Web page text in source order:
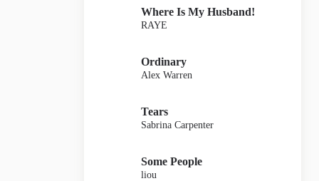
Where Is My Husband!
RAYE
Ordinary
Alex Warren
Tears
Sabrina Carpenter
Some People
liou